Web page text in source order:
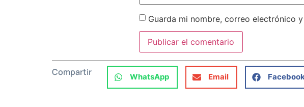
Guarda mi nombre, correo electrónico
Compartir WhatsApp Email